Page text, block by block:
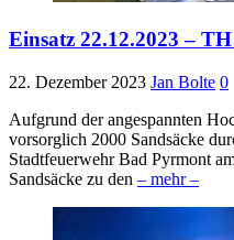
Einsatz 22.12.2023 –
22. Dezember 2023 Jan Bolte 0
Aufgrund der angespannten
vorsorglich 2000 Sandsäcke
Stadtfeuerwehr Bad Pyrmont
Sandsäcke zu den – mehr –